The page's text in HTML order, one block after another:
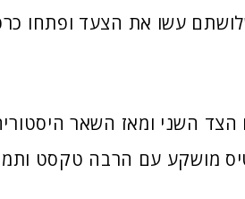
עשו את הצעד ופתחו
השני ומאז השאר
מושקע עם הרבה טקסט